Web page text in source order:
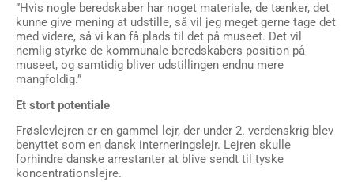
”Hvis nogle beredskaber har noget materiale, de tænker, det
kunne give mening at udstille, så vil jeg meget gerne tage det
med videre, så vi kan få plads til det på museet. Det vil
nemlig styrke de kommunale beredskabers position på
museet, og samtidig bliver udstillingen endnu mere
mangfoldig.”
Et stort potentiale
Frøslevlejren er en gammel lejr, der under 2. verdenskrig blev
benyttet som en dansk interneringslejr. Lejren skulle
forhindre danske arrestanter at blive sendt til tyske
koncentrationslejre.